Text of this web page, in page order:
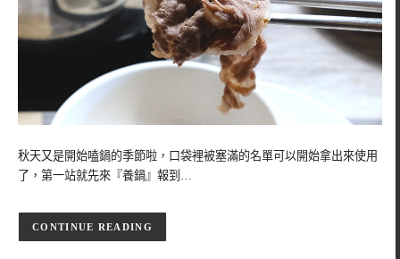
秋天又是開始嗑鍋的季節啦，口袋裡被塞滿的名單可以開始拿出來使用
了，第一站就先來『養鍋』報到…
CONTINUE READING